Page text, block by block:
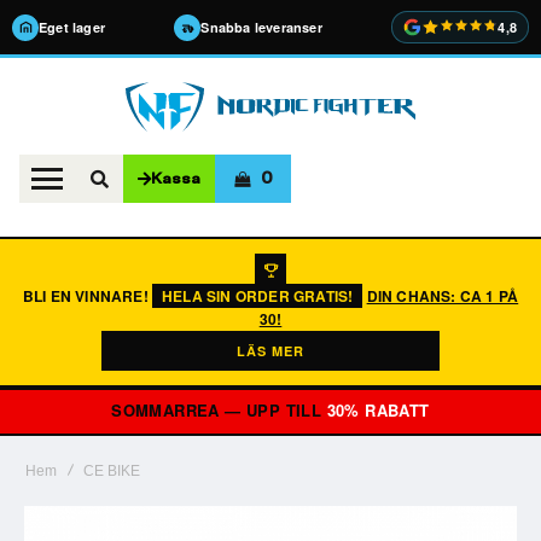
Eget lager Snabba leveranser 4,8
Kassa 0
BLI EN VINNARE! HELA SIN ORDER GRATIS!
DIN CHANS: CA 1 PÅ
30!
LÄS MER
SOMMARREA — UPP TILL 30% RABATT
Hem CE BIKE